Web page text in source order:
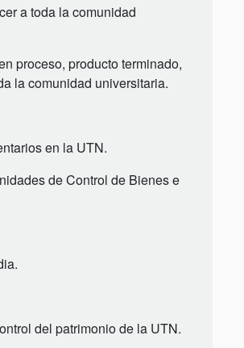
a toda la comunidad
proceso, producto terminado,
la comunidad universitaria.
en la UTN.
de Control de Bienes e
del patrimonio de la UTN.